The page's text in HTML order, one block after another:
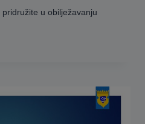
u obilježavanju